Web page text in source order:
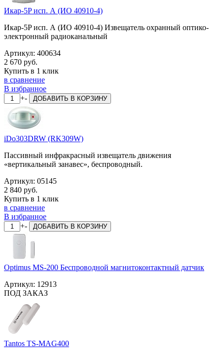
Икар-5P исп. А (ИО 40910-4)
Икар-5P исп. А (ИО 40910-4) Извещатель охранный оптико-
электронный радиоканальный
Артикул: 400634
2 670 руб.
Купить в 1 клик
в сравнение
В избранное
+- ДОБАВИТЬ В КОРЗИНУ
iDo303DRW (RK309W)
Пассивный инфракрасный извещатель движения
«вертикальный занавес», беспроводный.
Артикул: 05145
2 840 руб.
Купить в 1 клик
в сравнение
В избранное
+- ДОБАВИТЬ В КОРЗИНУ
Optimus MS-200 Беспроводной магнитоконтактный датчик
Артикул: 12913
ПОД ЗАКАЗ
Tantos TS-MAG400